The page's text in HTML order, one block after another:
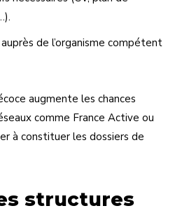
de l’organisme compétent
augmente les chances
comme France Active ou
à constituer les dossiers de
structures